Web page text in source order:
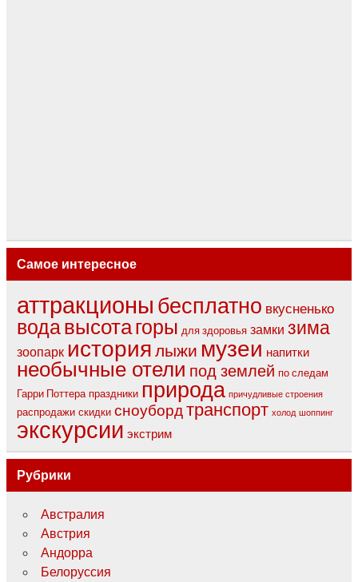
Самое интересное
аттракционы бесплатно вкусненько
водавысотагоры для здоровья замки зима
зоопарк историялыжи музеи напитки
необычные отели под землей по следам
Гарри Поттера праздники природа причудливые строения
распродажи скидки сноубордтранспорт холод шоппинг
экскурсии экстрим
Рубрики
Австралия
Австрия
Андорра
Белоруссия